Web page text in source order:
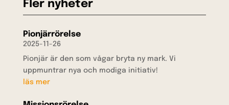
Fler nyheter
Pionjärrörelse
2025-11-26
Pionjär är den som vågar bryta ny mark. Vi
uppmuntrar nya och modiga initiativ!
läs mer